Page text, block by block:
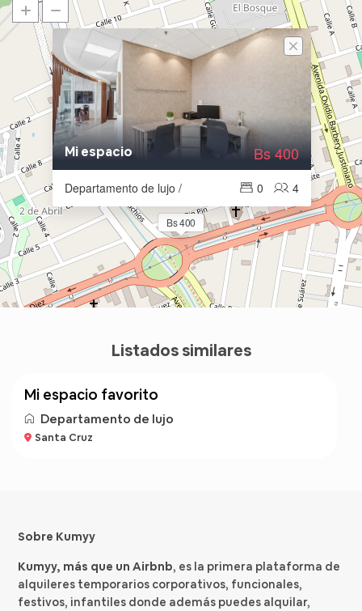
Bs 400
Mi espacio
Departamento de lujo / 4
0
Bs 400
Listados similares
mi espacio favorito
Departamento de lujo
Santa Cruz
Sobre Kumyy
Kumyy, más que un Airbnb, es la primera plataforma de
alquileres temporarios corporativos, funcionales,
festivos, infantiles donde además puedes alquilar,